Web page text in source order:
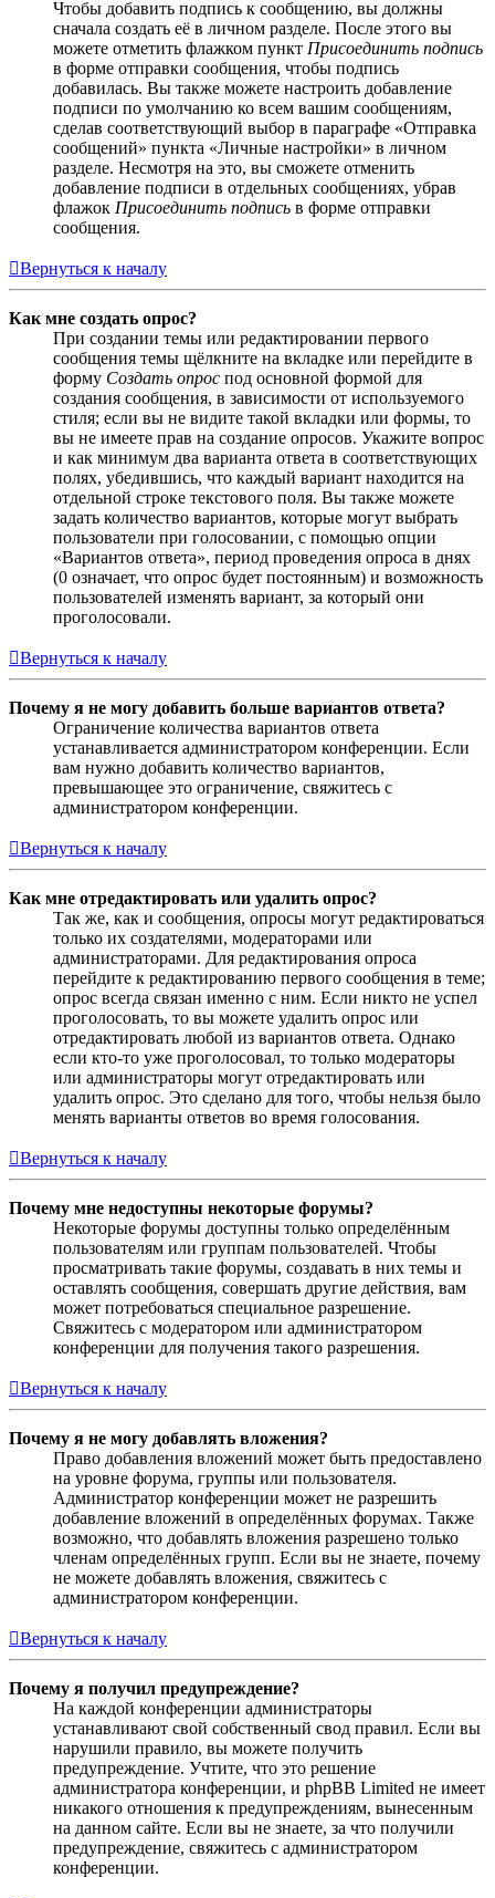
Чтобы добавить подпись к сообщению, вы должны
сначала создать её в личном разделе. После этого вы
можете отметить флажком пункт Присоединить подпись
в форме отправки сообщения, чтобы подпись
добавилась. Вы также можете настроить добавление
подписи по умолчанию ко всем вашим сообщениям,
сделав соответствующий выбор в параграфе «Отправка
сообщений» пункта «Личные настройки» в личном
разделе. Несмотря на это, вы сможете отменить
добавление подписи в отдельных сообщениях, убрав
флажок Присоединить подпись в форме отправки
сообщения.
Вернуться к началу
Как мне создать опрос?
При создании темы или редактировании первого
сообщения темы щёлкните на вкладке или перейдите в
форму Создать опрос под основной формой для
создания сообщения, в зависимости от используемого
стиля; если вы не видите такой вкладки или формы, то
вы не имеете прав на создание опросов. Укажите вопрос
и как минимум два варианта ответа в соответствующих
полях, убедившись, что каждый вариант находится на
отдельной строке текстового поля. Вы также можете
задать количество вариантов, которые могут выбрать
пользователи при голосовании, с помощью опции
«Вариантов ответа», период проведения опроса в днях
(0 означает, что опрос будет постоянным) и возможность
пользователей изменять вариант, за который они
проголосовали.
Вернуться к началу
Почему я не могу добавить больше вариантов ответа?
Ограничение количества вариантов ответа
устанавливается администратором конференции. Если
вам нужно добавить количество вариантов,
превышающее это ограничение, свяжитесь с
администратором конференции.
Вернуться к началу
Как мне отредактировать или удалить опрос?
Так же, как и сообщения, опросы могут редактироваться
только их создателями, модераторами или
администраторами. Для редактирования опроса
перейдите к редактированию первого сообщения в теме;
опрос всегда связан именно с ним. Если никто не успел
проголосовать, то вы можете удалить опрос или
отредактировать любой из вариантов ответа. Однако
если кто-то уже проголосовал, то только модераторы
или администраторы могут отредактировать или
удалить опрос. Это сделано для того, чтобы нельзя было
менять варианты ответов во время голосования.
Вернуться к началу
Почему мне недоступны некоторые форумы?
Некоторые форумы доступны только определённым
пользователям или группам пользователей. Чтобы
просматривать такие форумы, создавать в них темы и
оставлять сообщения, совершать другие действия, вам
может потребоваться специальное разрешение.
Свяжитесь с модератором или администратором
конференции для получения такого разрешения.
Вернуться к началу
Почему я не могу добавлять вложения?
Право добавления вложений может быть предоставлено
на уровне форума, группы или пользователя.
Администратор конференции может не разрешить
добавление вложений в определённых форумах. Также
возможно, что добавлять вложения разрешено только
членам определённых групп. Если вы не знаете, почему
не можете добавлять вложения, свяжитесь с
администратором конференции.
Вернуться к началу
Почему я получил предупреждение?
На каждой конференции администраторы
устанавливают свой собственный свод правил. Если вы
нарушили правило, вы можете получить
предупреждение. Учтите, что это решение
администратора конференции, и phpBB Limited не имеет
никакого отношения к предупреждениям, вынесенным
на данном сайте. Если вы не знаете, за что получили
предупреждение, свяжитесь с администратором
конференции.